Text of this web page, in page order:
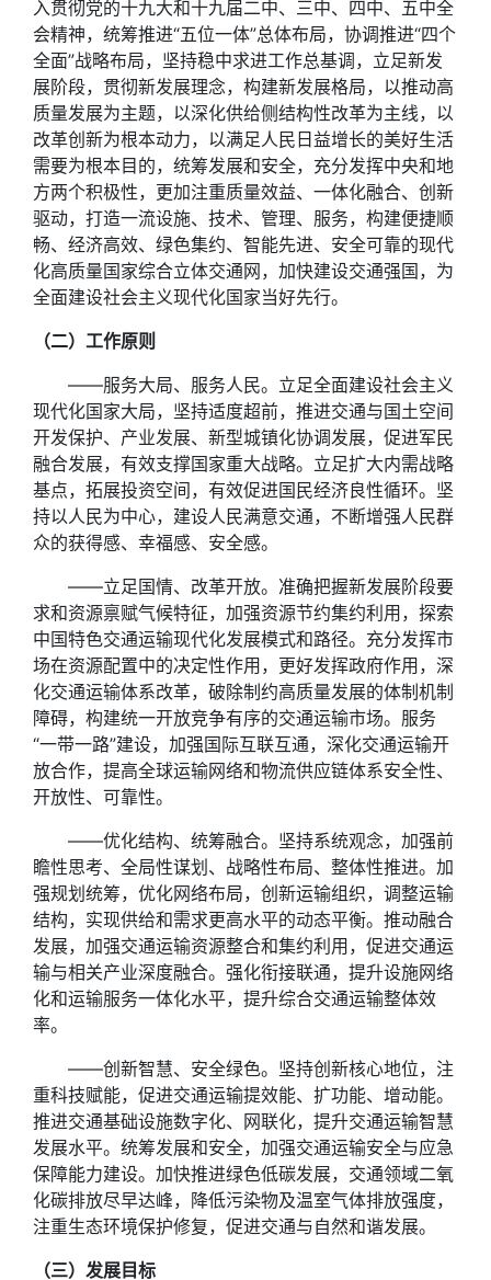
入贯彻党的十九大和十九届二中、三中、四中、五中全
会精神，统筹推进“五位一体”总体布局，协调推进“四个
全面”战略布局，坚持稳中求进工作总基调，立足新发
展阶段，贯彻新发展理念，构建新发展格局，以推动高
质量发展为主题，以深化供给侧结构性改革为主线，以
改革创新为根本动力，以满足人民日益增长的美好生活
需要为根本目的，统筹发展和安全，充分发挥中央和地
方两个积极性，更加注重质量效益、一体化融合、创新
驱动，打造一流设施、技术、管理、服务，构建便捷顺
畅、经济高效、绿色集约、智能先进、安全可靠的现代
化高质量国家综合立体交通网，加快建设交通强国，为
全面建设社会主义现代化国家当好先行。
（二）工作原则
——服务大局、服务人民。立足全面建设社会主义
现代化国家大局，坚持适度超前，推进交通与国土空间
开发保护、产业发展、新型城镇化协调发展，促进军民
融合发展，有效支撑国家重大战略。立足扩大内需战略
基点，拓展投资空间，有效促进国民经济良性循环。坚
持以人民为中心，建设人民满意交通，不断增强人民群
众的获得感、幸福感、安全感。
——立足国情、改革开放。准确把握新发展阶段要
求和资源禀赋气候特征，加强资源节约集约利用，探索
中国特色交通运输现代化发展模式和路径。充分发挥市
场在资源配置中的决定性作用，更好发挥政府作用，深
化交通运输体系改革，破除制约高质量发展的体制机制
障碍，构建统一开放竞争有序的交通运输市场。服务
“一带一路”建设，加强国际互联互通，深化交通运输开
放合作，提高全球运输网络和物流供应链体系安全性、
开放性、可靠性。
——优化结构、统筹融合。坚持系统观念，加强前
瞻性思考、全局性谋划、战略性布局、整体性推进。加
强规划统筹，优化网络布局，创新运输组织，调整运输
结构，实现供给和需求更高水平的动态平衡。推动融合
发展，加强交通运输资源整合和集约利用，促进交通运
输与相关产业深度融合。强化衔接联通，提升设施网络
化和运输服务一体化水平，提升综合交通运输整体效
率。
——创新智慧、安全绿色。坚持创新核心地位，注
重科技赋能，促进交通运输提效能、扩功能、增动能。
推进交通基础设施数字化、网联化，提升交通运输智慧
发展水平。统筹发展和安全，加强交通运输安全与应急
保障能力建设。加快推进绿色低碳发展，交通领域二氧
化碳排放尽早达峰，降低污染物及温室气体排放强度，
注重生态环境保护修复，促进交通与自然和谐发展。
（三）发展目标